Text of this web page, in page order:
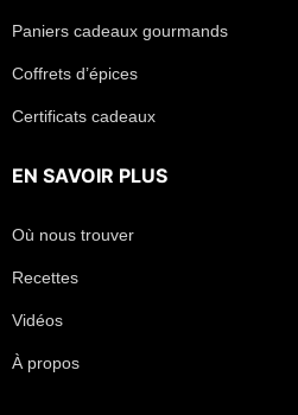
Paniers cadeaux gourmands
Coffrets d’épices
Certificats cadeaux
EN SAVOIR PLUS
Où nous trouver
Recettes
Vidéos
À propos